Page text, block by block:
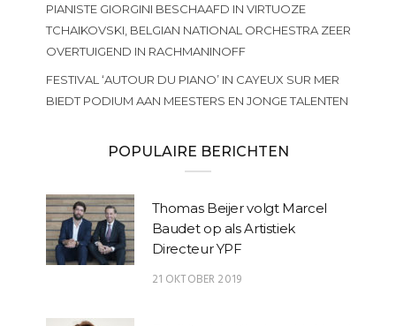
PIANISTE GIORGINI BESCHAAFD IN VIRTUOZE
TCHAIKOVSKI, BELGIAN NATIONAL ORCHESTRA ZEER
OVERTUIGEND IN RACHMANINOFF
FESTIVAL ‘AUTOUR DU PIANO’ IN CAYEUX SUR MER
BIEDT PODIUM AAN MEESTERS EN JONGE TALENTEN
POPULAIRE BERICHTEN
Thomas Beijer volgt Marcel
Baudet op als Artistiek
Directeur YPF
21 OKTOBER 2019